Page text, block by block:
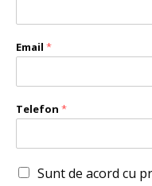
Email *
Telefon *
Sunt de acord cu